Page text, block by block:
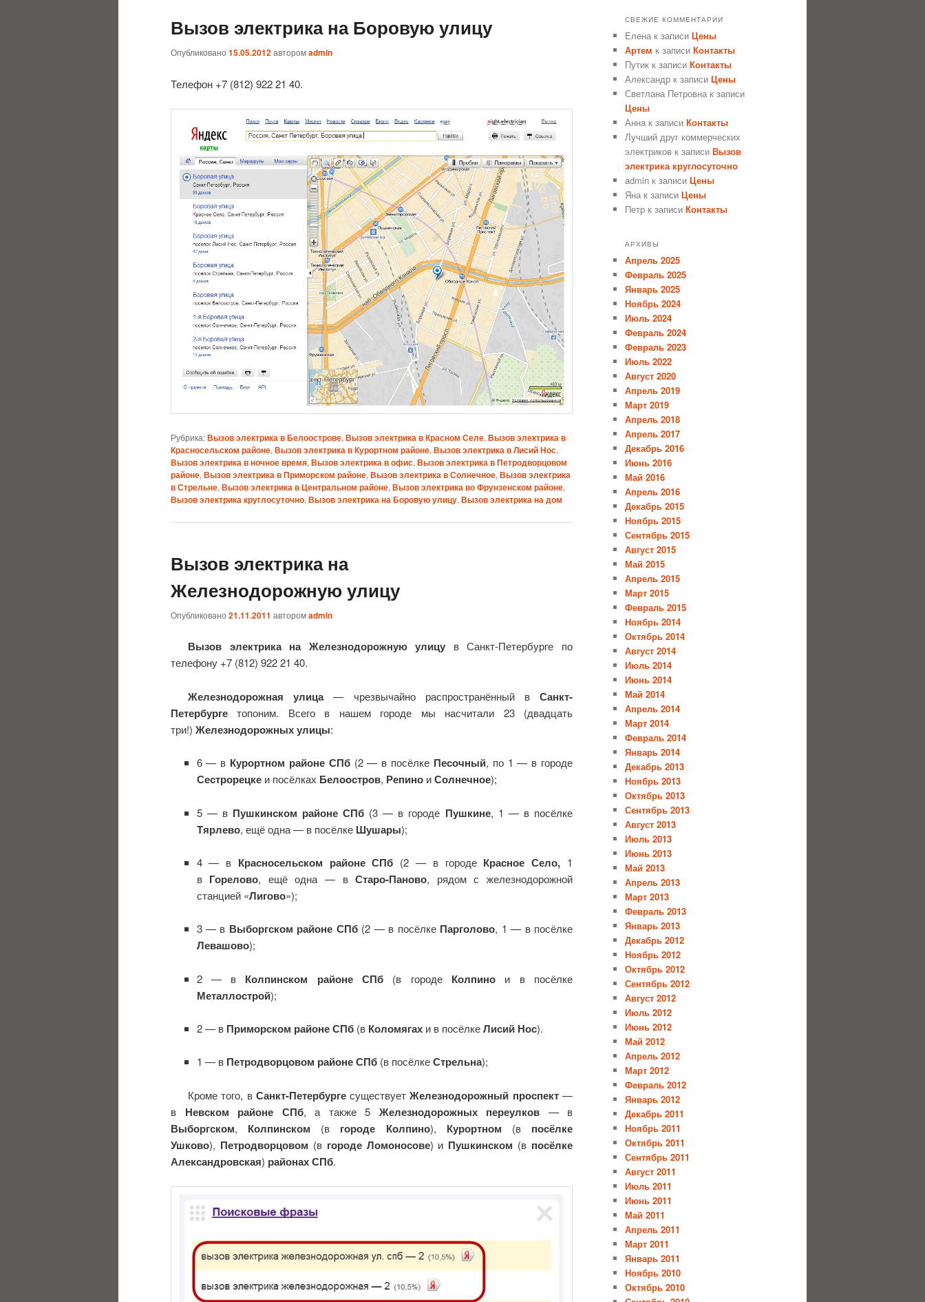
Вызов электрика на Боровую улицу
Опубликовано 15.05.2012авторомadmin
Телефон +7 (812) 922 21 40.
Рубрика:Вызов электрика в Белоострове, Вызов электрика в Красном Селе, Вызов электрика в
Красносельском районе, Вызов электрика в Курортном районе, Вызов электрика в Лисий Нос,
Вызов электрика в ночное время, Вызов электрика в офис, Вызов электрика в Петродворцовом
районе, Вызов электрика в Приморском районе, Вызов электрика в Солнечное, Вызов электрика
в Стрельне, Вызов электрика в Центральном районе, Вызов электрика во Фрунзенском районе,
Вызов электрика круглосуточно, Вызов электрика на Боровую улицу, Вызов электрика на дом
Вызов электрика на
Железнодорожную улицу
Опубликовано 21.11.2011 авторомadmin
Вызов электрика на Железнодорожную улицу в Санкт-Петербурге по
телефону +7 (812) 922 21 40.
Железнодорожная улица— чрезвычайно распространённый вСанкт-
Петербурге топоним. Всего в нашем городе мы насчитали 23 (двадцать
три!) Железнодорожных улицы:
6 — в Курортном районе СПб (2 — в посёлке Песочный, по 1 — в городе
Сестрорецке и посёлках Белоостров, РепиноиСолнечное);
5 — в Пушкинском районе СПб (3 — в городе Пушкине, 1 — в посёлке
Тярлево, ещё одна — в посёлке Шушары);
4 — в Красносельском районе СПб (2 — в городе Красное Село, 1
вГорелово, ещё одна — вСтаро-Паново, рядом с железнодорожной
станцией «Лигово»);
3 — в Выборгском районе СПб(2 — в посёлке Парголово, 1 — в посёлке
Левашово);
2 — в Колпинском районе СПб (в городе Колпино и в посёлке
Металлострой);
2 — в Приморском районе СПб(в Коломягах и в посёлкеЛисий Нос).
1 — в Петродворцовом районе СПб(в посёлкеСтрельна);
Кроме того, в Санкт-ПетербургесуществуетЖелезнодорожный проспект—
в Невском районе СПб, а также 5 Железнодорожных переулков — в
Выборгском, Колпинском (в городе Колпино), Курортном (в посёлке
Ушково), Петродворцовом (в городе Ломоносове) и Пушкинском (в посёлке
Александровская) районах СПб.
СВЕЖИЕ КОММЕНТАРИИ
Елена к записи Цены
Артем к записи Контакты
Путик к записи Контакты
Александр к записи Цены
Светлана Петровна к записи
Цены
Анна к записи Контакты
Лучший друг коммерческих
электриков к записи Вызов
электрика круглосуточно
admin к записи Цены
Яна к записи Цены
Петр к записи Контакты
АРХИВЫ
Апрель 2025
Февраль 2025
Январь 2025
Ноябрь 2024
Июль 2024
Февраль 2024
Февраль 2023
Июль 2022
Август 2020
Апрель 2019
Март 2019
Апрель 2018
Апрель 2017
Декабрь 2016
Июнь 2016
Май 2016
Апрель 2016
Декабрь 2015
Ноябрь 2015
Сентябрь 2015
Август 2015
Май 2015
Апрель 2015
Март 2015
Февраль 2015
Ноябрь 2014
Октябрь 2014
Август 2014
Июль 2014
Июнь 2014
Май 2014
Апрель 2014
Март 2014
Февраль 2014
Январь 2014
Декабрь 2013
Ноябрь 2013
Октябрь 2013
Сентябрь 2013
Август 2013
Июль 2013
Июнь 2013
Май 2013
Апрель 2013
Март 2013
Февраль 2013
Январь 2013
Декабрь 2012
Ноябрь 2012
Октябрь 2012
Сентябрь 2012
Август 2012
Июль 2012
Июнь 2012
Май 2012
Апрель 2012
Март 2012
Февраль 2012
Январь 2012
Декабрь 2011
Ноябрь 2011
Октябрь 2011
Сентябрь 2011
Август 2011
Июль 2011
Июнь 2011
Май 2011
Апрель 2011
Март 2011
Январь 2011
Ноябрь 2010
Октябрь 2010